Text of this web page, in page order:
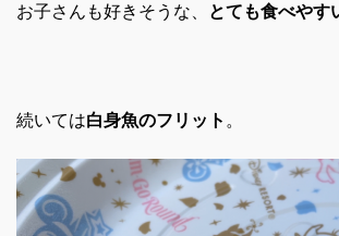
お子さんも好きそうな、 とても食べやす
続いては白身魚のフリット 。